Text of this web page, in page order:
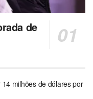
de
milhões de dólares por